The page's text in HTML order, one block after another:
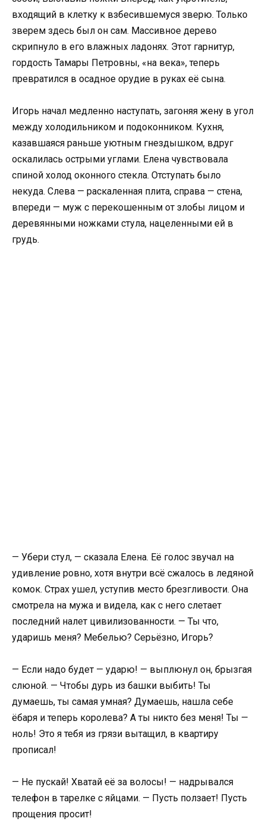
входящий в клетку к взбесившемуся зверю. Только
зверем здесь был он сам. Массивное дерево
скрипнуло в его влажных ладонях. Этот гарнитур,
гордость Тамары Петровны, «на века», теперь
превратился в осадное орудие в руках её сына.
Игорь начал медленно наступать, загоняя жену в угол
между холодильником и подоконником. Кухня,
казавшаяся раньше уютным гнездышком, вдруг
оскалилась острыми углами. Елена чувствовала
спиной холод оконного стекла. Отступать было
некуда. Слева — раскаленная плита, справа — стена,
впереди — муж с перекошенным от злобы лицом и
деревянными ножками стула, нацеленными ей в
грудь.
— Убери стул, — сказала Елена. Её голос звучал на
удивление ровно, хотя внутри всё сжалось в ледяной
комок. Страх ушел, уступив место брезгливости. Она
смотрела на мужа и видела, как с него слетает
последний налет цивилизованности. — Ты что,
ударишь меня? Мебелью? Серьёзно, Игорь?
— Если надо будет — ударю! — выплюнул он, брызгая
слюной. — Чтобы дурь из башки выбить! Ты
думаешь, ты самая умная? Думаешь, нашла себе
ёбаря и теперь королева? А ты никто без меня! Ты —
ноль! Это я тебя из грязи вытащил, в квартиру
прописал!
— Не пускай! Хватай её за волосы! — надрывался
телефон в тарелке с яйцами. — Пусть ползает! Пусть
прощения просит!